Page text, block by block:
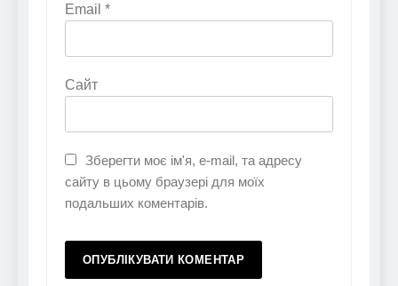
Email *
Сайт
Зберегти моє ім'я, e-mail, та адресу
сайту в цьому браузері для моїх
подальших коментарів.